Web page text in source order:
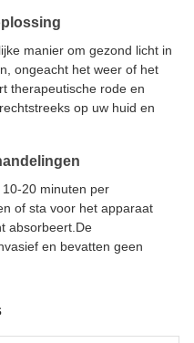
manier om gezond licht in
ongeacht het weer of het
therapeutische rode en
op uw huid en
20 minuten per
of sta voor het apparaat
absorbeert.De
en bevatten geen